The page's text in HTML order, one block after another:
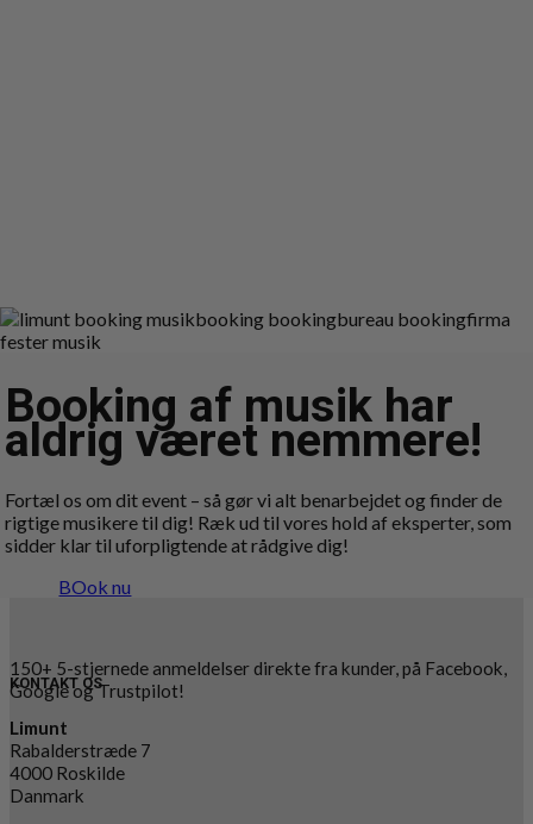
Booking af musik har
aldrig været nemmere!
Fortæl os om dit event – så gør vi alt benarbejdet og finder de
rigtige musikere til dig! Ræk ud til vores hold af eksperter, som
sidder klar til uforpligtende at rådgive dig!
BOok nu
150+ 5-stjernede anmeldelser direkte fra kunder, på Facebook,
Google og Trustpilot!
KONTAKT OS
Limunt
Rabalderstræde 7
4000 Roskilde
Danmark